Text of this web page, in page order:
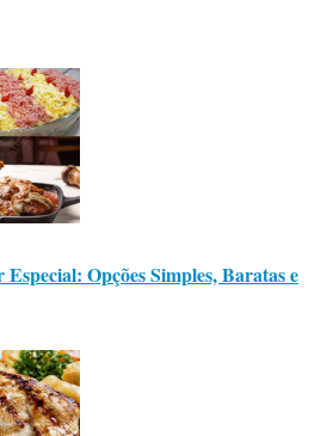
Opções Simples, Baratas e